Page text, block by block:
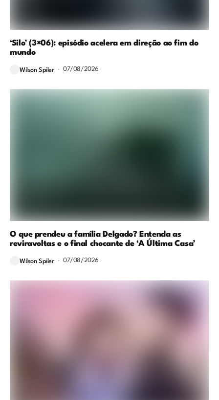
‘Silo’ (3×06): episódio acelera em direção ao fim do
mundo
Wilson Spiler 07/08/2026
O que prendeu a família Delgado? Entenda as
reviravoltas e o final chocante de ‘A Última Casa’
Wilson Spiler 07/08/2026